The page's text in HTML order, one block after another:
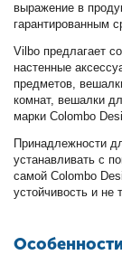
выражение в
гарантированным
Vilbo предлагает
настенные
предметов,
комнат, вешалки
марки Colombo
Принадлежности
устанавливать с
самой Colombo
устойчивость и не
Особенности